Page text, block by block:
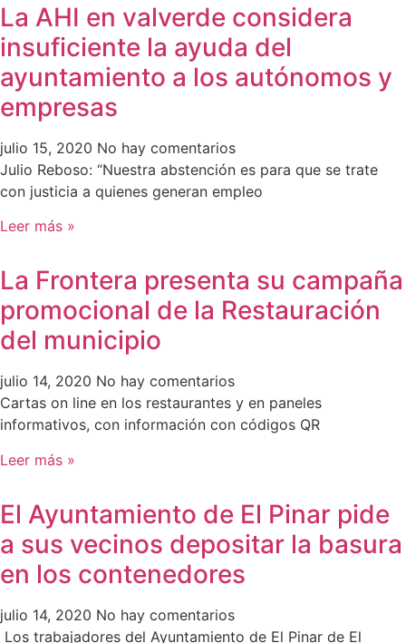
La AHI en valverde considera
insuficiente la ayuda del
ayuntamiento a los autónomos y
empresas
julio 15, 2020 No hay comentarios
Julio Reboso: “Nuestra abstención es para que se trate
con justicia a quienes generan empleo
Leer más »
La Frontera presenta su campaña
promocional de la Restauración
del municipio
julio 14, 2020 No hay comentarios
Cartas on line en los restaurantes y en paneles
informativos, con información con códigos QR
Leer más »
El Ayuntamiento de El Pinar pide
a sus vecinos depositar la basura
en los contenedores
julio 14, 2020 No hay comentarios
Los trabajadores del Ayuntamiento de El Pinar de El